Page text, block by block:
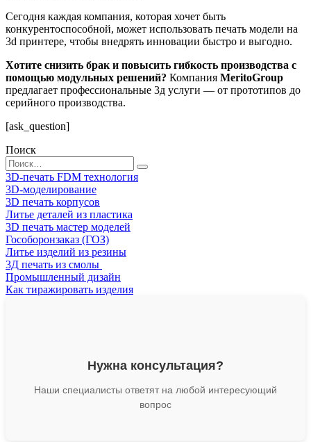
Сегодня каждая компания, которая хочет быть
конкурентоспособной, может использовать печать модели на
3d принтере, чтобы внедрять инновации быстро и выгодно.
Хотите снизить брак и повысить гибкость производства с
помощью модульных решений? Компания MeritoGroup
предлагает профессиональные 3д услуги — от прототипов до
серийного производства.
[ask_question]
Поиск
Search
for:
3D-печать FDM технология
3D-моделирование
3D печать корпусов
Литье деталей из пластика
3D печать мастер моделей
Гособоронзаказ (ГОЗ)
Литье изделий из резины
3Д печать из смолы
Промышленный дизайн
Как тиражировать изделия
Нужна консультация?
Наши специалисты ответят на любой интересующий
вопрос